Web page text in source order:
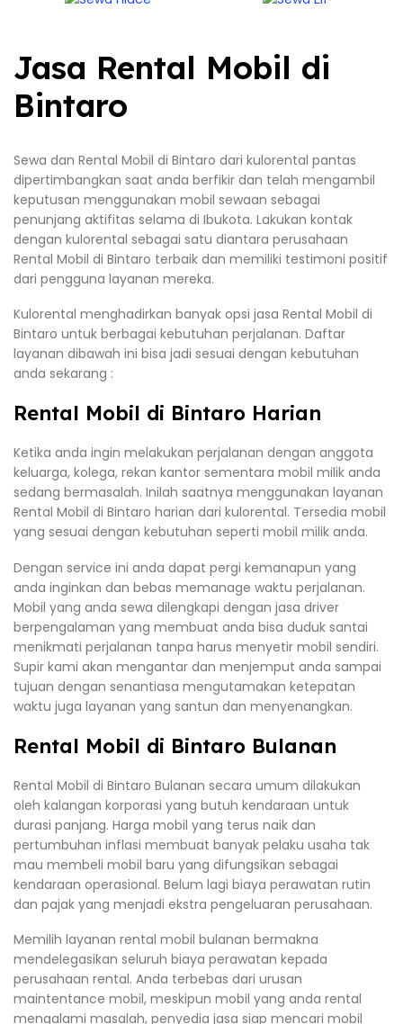
Jasa Rental Mobil di
Bintaro
Sewa dan Rental Mobil di Bintaro dari kulorental pantas
dipertimbangkan saat anda berfikir dan telah mengambil
keputusan menggunakan mobil sewaan sebagai
penunjang aktifitas selama di Ibukota. Lakukan kontak
dengan kulorental sebagai satu diantara perusahaan
Rental Mobil di Bintaro terbaik dan memiliki testimoni positif
dari pengguna layanan mereka.
Kulorental menghadirkan banyak opsi jasa Rental Mobil di
Bintaro untuk berbagai kebutuhan perjalanan. Daftar
layanan dibawah ini bisa jadi sesuai dengan kebutuhan
anda sekarang :
Rental Mobil di Bintaro Harian
Ketika anda ingin melakukan perjalanan dengan anggota
keluarga, kolega, rekan kantor sementara mobil milik anda
sedang bermasalah. Inilah saatnya menggunakan layanan
Rental Mobil di Bintaro harian dari kulorental. Tersedia mobil
yang sesuai dengan kebutuhan seperti mobil milik anda.
Dengan service ini anda dapat pergi kemanapun yang
anda inginkan dan bebas memanage waktu perjalanan.
Mobil yang anda sewa dilengkapi dengan jasa driver
berpengalaman yang membuat anda bisa duduk santai
menikmati perjalanan tanpa harus menyetir mobil sendiri.
Supir kami akan mengantar dan menjemput anda sampai
tujuan dengan senantiasa mengutamakan ketepatan
waktu juga layanan yang santun dan menyenangkan.
Rental Mobil di Bintaro Bulanan
Rental Mobil di Bintaro Bulanan secara umum dilakukan
oleh kalangan korporasi yang butuh kendaraan untuk
durasi panjang. Harga mobil yang terus naik dan
pertumbuhan inflasi membuat banyak pelaku usaha tak
mau membeli mobil baru yang difungsikan sebagai
kendaraan operasional. Belum lagi biaya perawatan rutin
dan pajak yang menjadi ekstra pengeluaran perusahaan.
Memilih layanan rental mobil bulanan bermakna
mendelegasikan seluruh biaya perawatan kepada
perusahaan rental. Anda terbebas dari urusan
maintentance mobil, meskipun mobil yang anda rental
mengalami masalah, penyedia jasa siap mencari mobil